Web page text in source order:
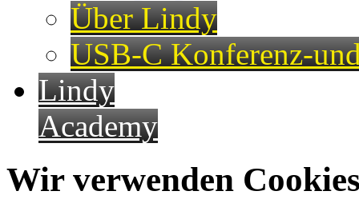
Über Lindy
USB-C Konferenz-
Lindy
Academy
Wir verwenden